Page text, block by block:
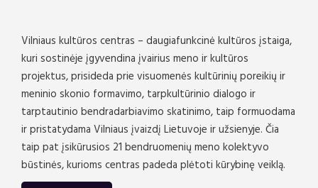
Vilniaus kultūros centras – daugiafunkcinė kultūros įstaiga,
kuri sostinėje įgyvendina įvairius meno ir kultūros
projektus, prisideda prie visuomenės kultūrinių poreikių ir
meninio skonio formavimo, tarpkultūrinio dialogo ir
tarptautinio bendradarbiavimo skatinimo, taip formuodama
ir pristatydama Vilniaus įvaizdį Lietuvoje ir užsienyje. Čia
taip pat įsikūrusios 21 bendruomenių meno kolektyvo
būstinės, kurioms centras padeda plėtoti kūrybinę veiklą.